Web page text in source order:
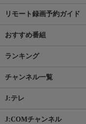
リモート録画予約ガイド
おすすめ番組
ランキング
チャンネル一覧
J:テレ
J:COMチャンネル